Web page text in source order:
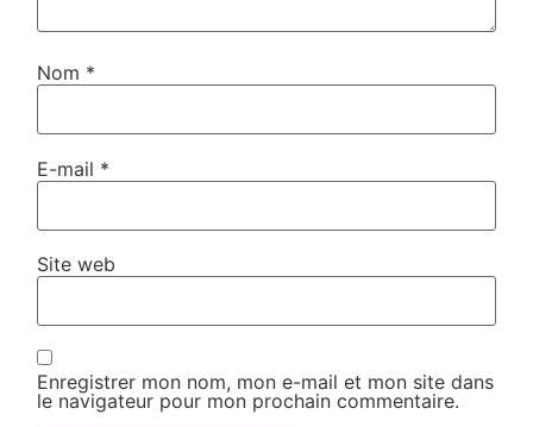
Nom *
E-mail *
Site web
Enregistrer mon nom, mon e-mail et mon site dans
le navigateur pour mon prochain commentaire.